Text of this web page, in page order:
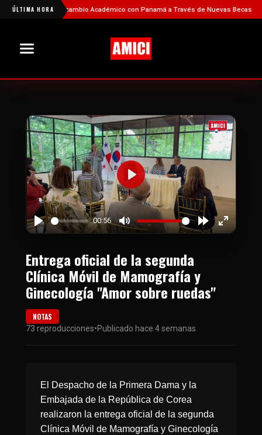
ÚLTIMA HORA
el Intercambio Académico con Panamá a Través de Nuevas Becas
Play
00:56
Mute
Forward
Enter
Play
Entrega oficial de la segunda
Clínica Móvil de Mamografía y
Ginecología "Amor sobre ruedas"
NOTAS
73 reproducciones•Publicado hace 4 semanas
El Despacho de la Primera Dama y la
Embajada de la República de Corea
realizaron la entrega oficial de la segunda
Clínica Móvil de Mamografía y Ginecología